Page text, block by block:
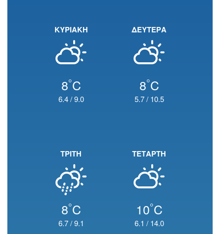
ΚΥΡΙΑΚΗ
8°C
6.4/9.0
ΔΕΥΤΕΡΑ
8°C
5.7/ 10.5
ΤΡΙΤΗ
8°C
6.7/9.1
ΤΕΤΑΡΤΗ
10°C
6.1 / 14.0